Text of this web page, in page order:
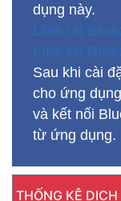
dụng này.
Sau khi cài
cho ứng
và kết nối
từ ứng dụng.